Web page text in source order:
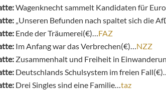
Wagenknecht sammelt Kandidaten für
„Unseren Befunden nach spaltet sich die
Ende der Träumerei(€)… FAZ
Im Anfang war das Verbrechen(€)… NZZ
Zusammenhalt und Freiheit in
Deutschlands Schulsystem im freien Fall(€)…
Drei Singles sind eine Familie… taz